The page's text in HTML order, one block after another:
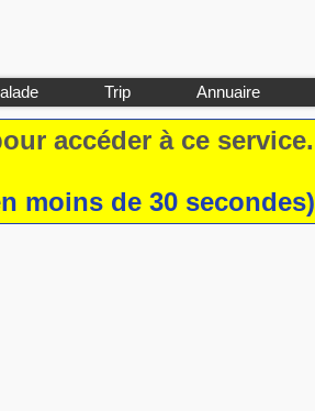
Trip Annuaire
accéder à ce service.
moins de 30 secondes)